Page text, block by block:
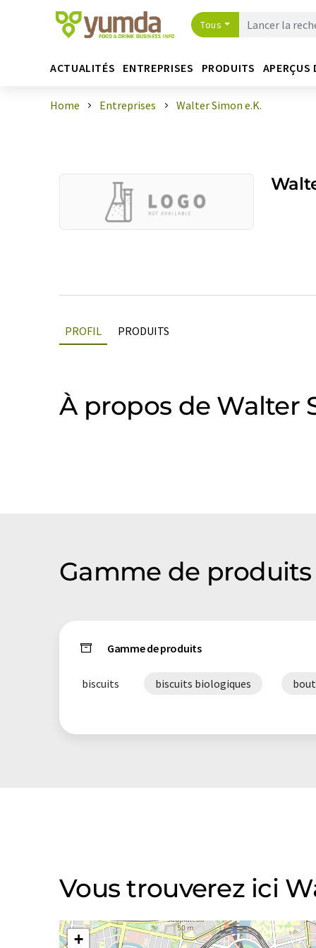
Tous
ACTUALITÉS ENTREPRISES PRODUITS APERÇUS
Home Entreprises Walter Simon e.K.
PROFIL PRODUITS
À propos de Walter
Gamme de
Gamme de produits
biscuits biscuits biologiques
Vous trouverez ici
+